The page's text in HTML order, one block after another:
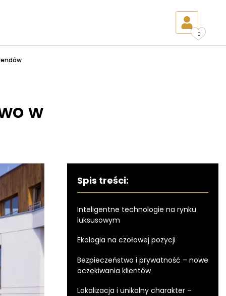
0
w
Spis treści:
Inteligentne technologie na rynku
luksusowym
Ekologia na czołowej pozycji
Bezpieczeństwo i prywatność – nowe
oczekiwania klientów
Lokalizacja i unikalny charakter –